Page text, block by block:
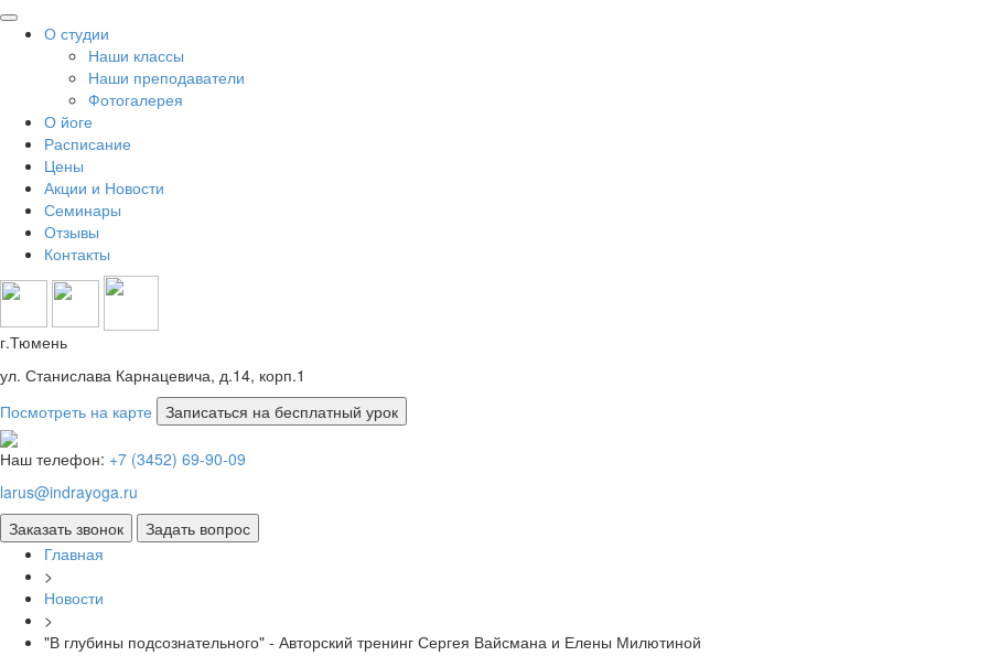
О студии
Наши классы
Наши преподаватели
Фотогалерея
О йоге
Расписание
Цены
Акции и Новости
Семинары
Отзывы
Контакты
г.Тюмень
ул. Станислава Карнацевича, д.14, корп.1
Посмотреть на карте
Наш телефон: +7 (3452) 69-90-09
larus@indrayoga.ru
Главная
>
Новости
>
"В глубины подсознательного" - Авторский тренинг Сергея Вайсмана и Елены Милютиной